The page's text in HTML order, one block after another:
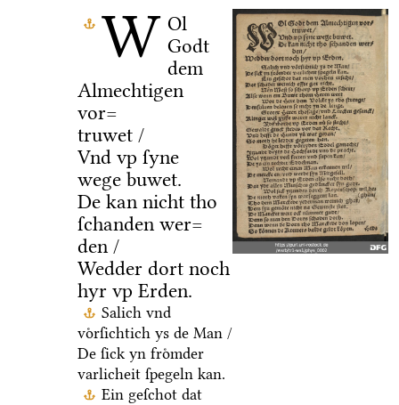
W Ol
Godt
dem
Almechtigen
vor=
truwet /
Vnd vp ſyne
wege buwet.
De kan nicht tho
ſchanden wer=
den /
Wedder dort noch
hyr vp Erden.
Salich vnd
voͤrſichtich ys de Man /
De ſick yn froͤmder
varlicheit ſpegeln kan.
Ein geſchot dat